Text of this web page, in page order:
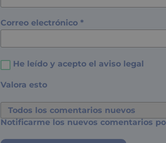
Correo electrónico *
He leído y acepto el aviso legal
Valora esto
Notificarme los nuevos comentarios